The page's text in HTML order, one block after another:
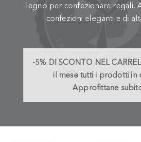
legno per confezionare regali.
confezioni eleganti e di
-5% DI SCONTO NEL
il mese tutti i prodotti in
Approfittane